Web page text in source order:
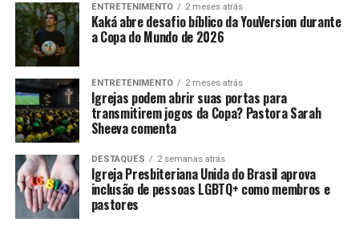
ENTRETENIMENTO 2 meses atrás
Kaká abre desafio bíblico da YouVersion durante
a Copa do Mundo de 2026
ENTRETENIMENTO 2 meses atrás
Igrejas podem abrir suas portas para
transmitirem jogos da Copa? Pastora Sarah
Sheeva comenta
DESTAQUES 2 semanas atrás
Igreja Presbiteriana Unida do Brasil aprova
inclusão de pessoas LGBTQ+ como membros e
pastores